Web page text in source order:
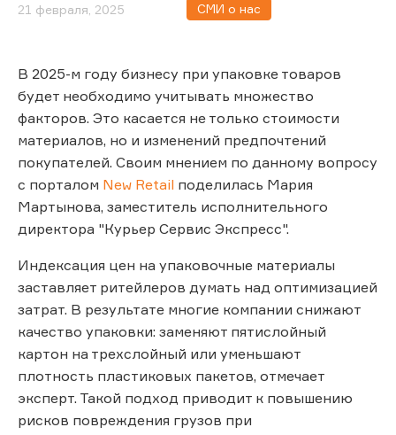
21 февраля, 2025 СМИ о нас
В 2025-м году бизнесу при упаковке товаров
будет необходимо учитывать множество
факторов. Это касается не только стоимости
материалов, но и изменений предпочтений
покупателей. Своим мнением по данному вопросу
с порталом New Retail поделилась Мария
Мартынова, заместитель исполнительного
директора "Курьер Сервис Экспресс".
Индексация цен на упаковочные материалы
заставляет ритейлеров думать над оптимизацией
затрат. В результате многие компании снижают
качество упаковки: заменяют пятислойный
картон на трехслойный или уменьшают
плотность пластиковых пакетов, отмечает
эксперт. Такой подход приводит к повышению
рисков повреждения грузов при